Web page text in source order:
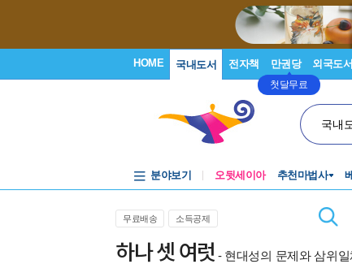
HOME 국내도서 전자책 만권당
첫달무료
외국도서
국내
분야보기 오뒷세이아 추천마법사
무료배송
소득공제
하나 셋 여럿 - 현대성의 문제와 삼위